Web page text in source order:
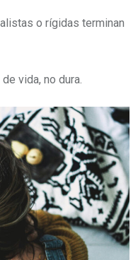
o rígidas terminan
vida, no dura.